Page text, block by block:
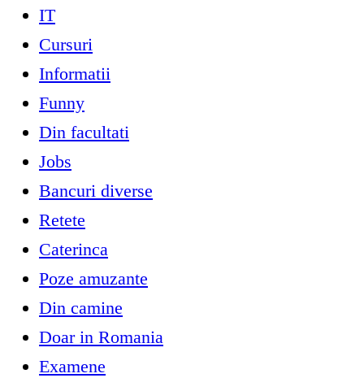
IT
Cursuri
Informatii
Funny
Din facultati
Jobs
Bancuri diverse
Retete
Caterinca
Poze amuzante
Din camine
Doar in Romania
Examene